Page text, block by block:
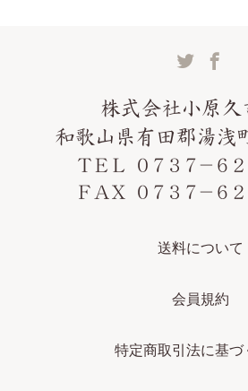
送料について
会員規約
特定商取引法に基づ